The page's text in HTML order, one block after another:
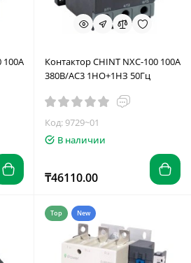
100A
Контактор CHINT NXC-100 100A
380В/АС3 1НО+1НЗ 50Гц
Код: 9729~01
В наличии
₸46110.00
Top New